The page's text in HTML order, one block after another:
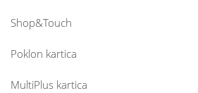
Shop&Touch
Poklon kartica
MultiPlus kartica